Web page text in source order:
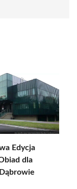
Edycja
dla